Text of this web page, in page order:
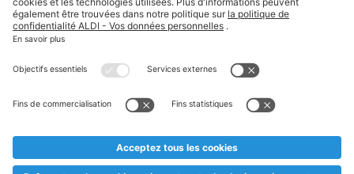
Textes marqués d'un astérisque et mentions légales
* Nous vendons ces articles temporairement et jusqu'à
au cas où, malgré le planning bien étudié, nous serions
prématurément en rupture de stock. Prix Recupel et TVA incl.
** Sur ce site, l’utilisation de la forme masculine a été adoptée